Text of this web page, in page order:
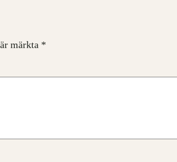
märkta *